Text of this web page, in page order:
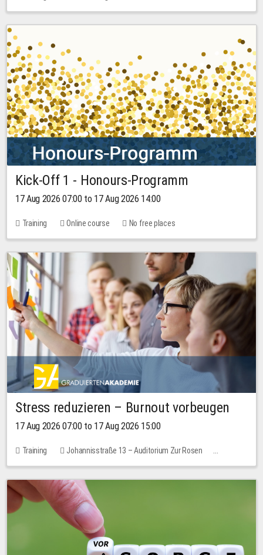
Kick-Off 1 - Honours-Programm
17 Aug 2026 07:00 to 17 Aug 2026 14:00
Training Online course No free places
Stress reduzieren – Burnout vorbeugen
17 Aug 2026 07:00 to 17 Aug 2026 15:00
Training
Johannisstraße 13 – Auditorium Zur Rosen
1 place
10.00 EUR